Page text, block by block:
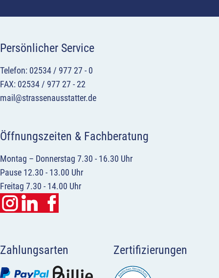
Persönlicher Service
Telefon: 02534 / 977 27 - 0
FAX: 02534 / 977 27 - 22
mail@strassenausstatter.de
Öffnungszeiten & Fachberatung
Montag – Donnerstag 7.30 - 16.30 Uhr
Pause 12.30 - 13.00 Uhr
Freitag 7.30 - 14.00 Uhr
Zahlungsarten Zertifizierungen